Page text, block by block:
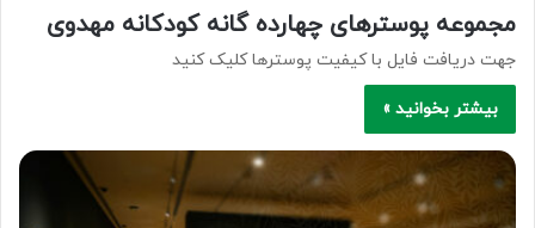
مجموعه پوسترهای چهارده گانه کودکانه مهدوی
جهت دریافت فایل با کیفیت پوسترها کلیک کنید
بیشتر بخوانید »